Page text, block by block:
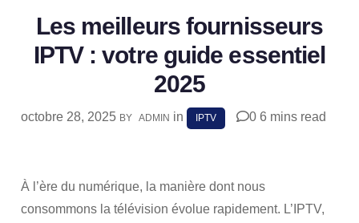
Les meilleurs fournisseurs
IPTV : votre guide essentiel
2025
octobre 28, 2025 BY ADMIN in IPTV 0 6 mins read
À l’ère du numérique, la manière dont nous
consommons la télévision évolue rapidement. L’IPTV,